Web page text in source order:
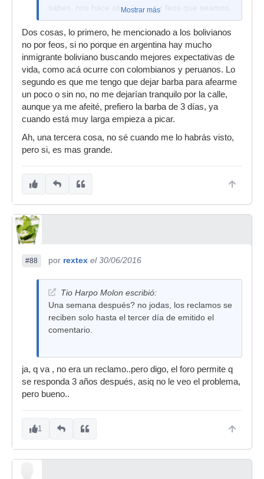
sabes, nos hace atractivos por feos que seamos.
reconocerlo
Mostrar más
Dos cosas, lo primero, he mencionado a los bolivianos
no por feos, si no porque en argentina hay mucho
inmigrante boliviano buscando mejores expectativas de
vida, como acá ocurre con colombianos y peruanos. Lo
segundo es que me tengo que dejar barba para afearme
un poco o sin no, no me dejarían tranquilo por la calle,
aunque ya me afeité, prefiero la barba de 3 días, ya
cuando está muy larga empieza a picar.
Ah, una tercera cosa, no sé cuando me lo habrás visto,
pero si, es mas grande.
#88 por rextex el 30/06/2016
Tio Harpo Molon escribió:
Una semana después? no jodas, los reclamos se
reciben solo hasta el tercer día de emitido el
comentario.
ja, q va , no era un reclamo..pero digo, el foro permite q
se responda 3 años después, asiq no le veo el problema,
pero bueno..
1